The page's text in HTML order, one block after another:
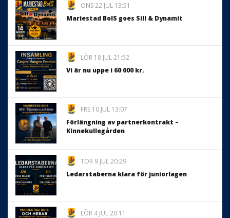
ONS 22 JUL 13:51
Mariestad BoIS goes Sill & Dynamit
LÖR 18 JUL 21:52
Vi är nu uppe i 60 000 kr.
FRE 10 JUL 13:07
Förlängning av partnerkontrakt –
Kinnekullegården
TOR 9 JUL 20:29
Ledarstaberna klara för juniorlagen
LÖR 4 JUL 20:11